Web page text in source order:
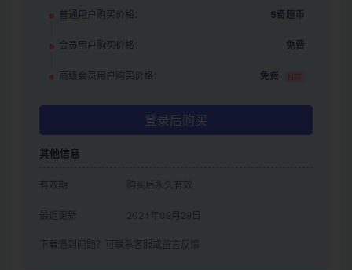
普通用户购买价格： 5奇趣币
会员用户购买价格： 免费
高级会员用户购买价格： 免费 推荐
登录后购买
其他信息
有效期 购买后永久有效
最近更新 2024年09月29日
下载遇到问题？可联系客服或留言反馈